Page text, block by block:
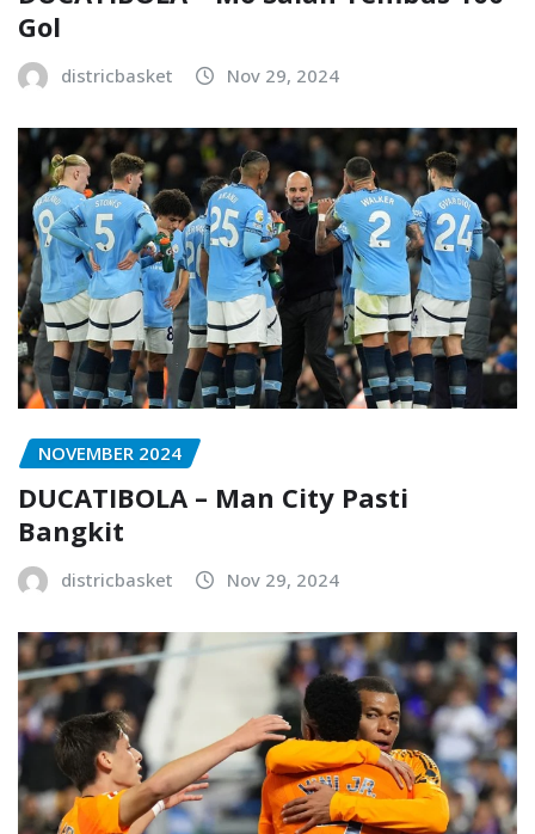
Gol
districbasket Nov 29, 2024
NOVEMBER 2024
DUCATIBOLA – Man City Pasti
Bangkit
districbasket Nov 29, 2024